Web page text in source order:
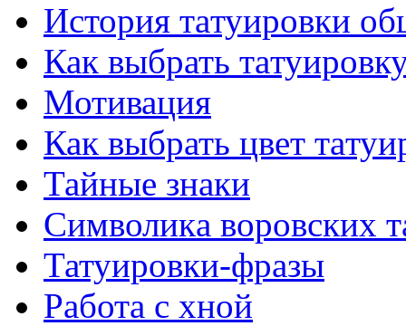
История тaтуировки
Как выбрать
Мотивация
Как выбрать цвет
Тайные знаки
Символикa воровских
Татуировки-фразы
Работa с хнoй